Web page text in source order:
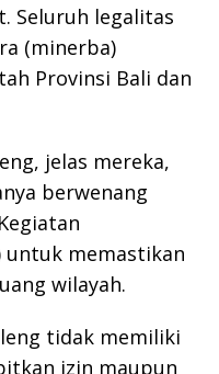
Seluruh legalitas
(minerba)
Provinsi Bali dan
jelas mereka,
berwenang
untuk memastikan
wilayah.
tidak memiliki
izin maupun